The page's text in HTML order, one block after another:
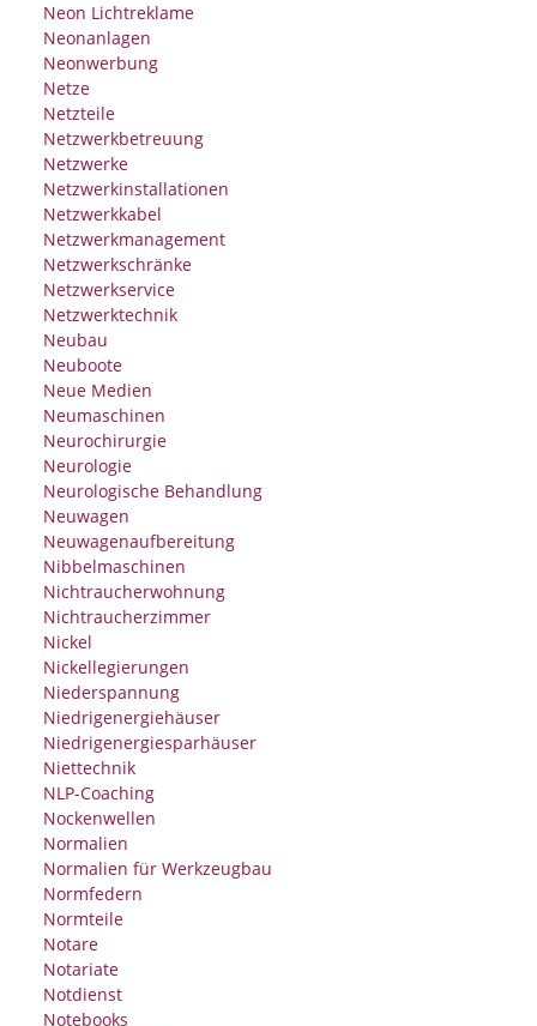
Neon Lichtreklame
Neonanlagen
Neonwerbung
Netze
Netzteile
Netzwerkbetreuung
Netzwerke
Netzwerkinstallationen
Netzwerkkabel
Netzwerkmanagement
Netzwerkschränke
Netzwerkservice
Netzwerktechnik
Neubau
Neuboote
Neue Medien
Neumaschinen
Neurochirurgie
Neurologie
Neurologische Behandlung
Neuwagen
Neuwagenaufbereitung
Nibbelmaschinen
Nichtraucherwohnung
Nichtraucherzimmer
Nickel
Nickellegierungen
Niederspannung
Niedrigenergiehäuser
Niedrigenergiesparhäuser
Niettechnik
NLP-Coaching
Nockenwellen
Normalien
Normalien für Werkzeugbau
Normfedern
Normteile
Notare
Notariate
Notdienst
Notebooks